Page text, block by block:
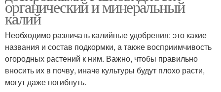
органический и минеральный
калий
Необходимо различать калийные удобрения: это какие
названия и состав подкормки, а также восприимчивость
огородных растений к ним. Важно, чтобы правильно
вносить их в почву, иначе культуры будут плохо расти,
могут даже погибнуть.